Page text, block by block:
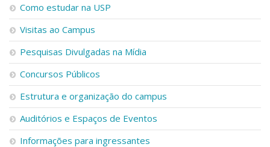
Como estudar na USP
Visitas ao Campus
Pesquisas Divulgadas na Mídia
Concursos Públicos
Estrutura e organização do campus
Auditórios e Espaços de Eventos
Informações para ingressantes